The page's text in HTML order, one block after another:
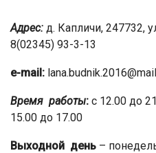
Адрес: д. Капличи, 247732,
8(02345) 93-3-13
e-mail:
Время работы: с 12.00 до
15.00 до 17.00
Выходной день –